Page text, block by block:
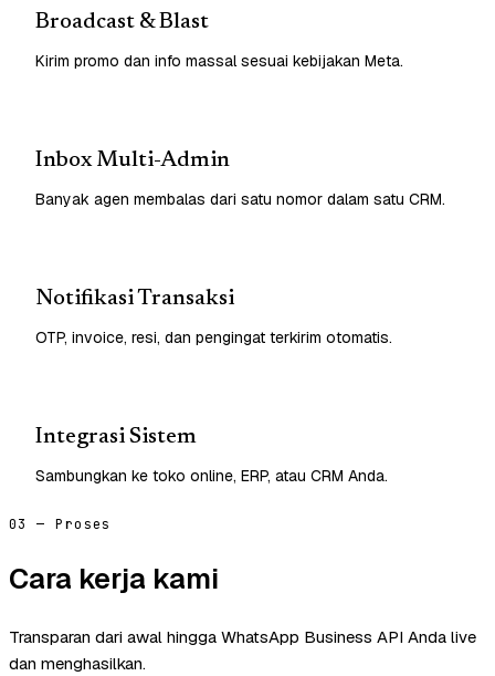
Broadcast & Blast
Kirim promo dan info massal sesuai kebijakan Meta.
Inbox Multi-Admin
Banyak agen membalas dari satu nomor dalam satu CRM.
Notifikasi Transaksi
OTP, invoice, resi, dan pengingat terkirim otomatis.
Integrasi Sistem
Sambungkan ke toko online, ERP, atau CRM Anda.
03 — Proses
Cara kerja kami
Transparan dari awal hingga WhatsApp Business API Anda live
dan menghasilkan.